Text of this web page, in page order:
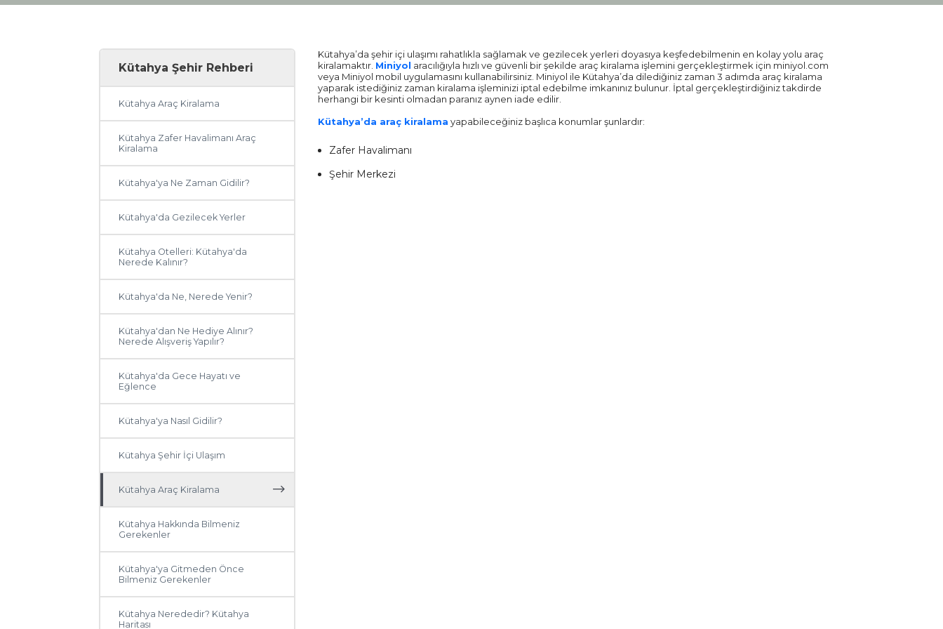
Kütahya Şehir Rehberi
Kütahya Araç Kiralama
Kütahya Zafer Havalimanı Araç
Kiralama
Kütahya'ya Ne Zaman Gidilir?
Kütahya'da Gezilecek Yerler
Kütahya Otelleri: Kütahya'da
Nerede Kalınır?
Kütahya'da Ne, Nerede Yenir?
Kütahya'dan Ne Hediye Alınır?
Nerede Alışveriş Yapılır?
Kütahya'da Gece Hayatı ve
Eğlence
Kütahya'ya Nasıl Gidilir?
Kütahya Şehir İçi Ulaşım
Kütahya Araç Kiralama
Kütahya Hakkında Bilmeniz
Gerekenler
Kütahya'ya Gitmeden Önce
Bilmeniz Gerekenler
Kütahya Nerededir? Kütahya
Haritası
Kütahya’da şehir içi ulaşımı rahatlıkla sağlamak ve gezilecek yerleri doyasıya keşfedebilmenin en kolay yolu araç
kiralamaktır. Miniyol aracılığıyla hızlı ve güvenli bir şekilde araç kiralama işlemini gerçekleştirmek için miniyol.com
veya Miniyol mobil uygulamasını kullanabilirsiniz. Miniyol ile Kütahya’da dilediğiniz zaman 3 adımda araç kiralama
yaparak istediğiniz zaman kiralama işleminizi iptal edebilme imkanınız bulunur. İptal gerçekleştirdiğiniz takdirde
herhangi bir kesinti olmadan paranız aynen iade edilir.
Kütahya’da araç kiralama yapabileceğiniz başlıca konumlar şunlardır:
Zafer Havalimanı
Şehir Merkezi